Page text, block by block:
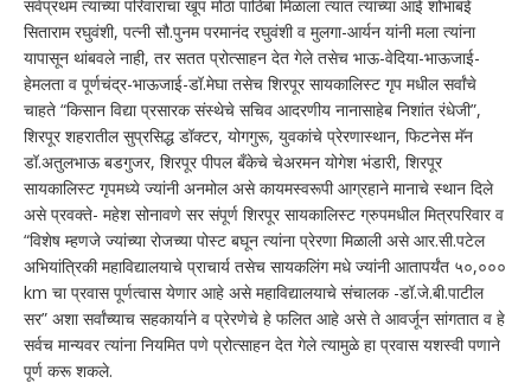
सर्वप्रथम त्यांच्या परिवाराचा खूप मोठा पाठिंबा मिळाला त्यात त्यांच्या आई शोभाबई
सिताराम रघुवंशी, पत्नी सौ.पुनम परमानंद रघुवंशी व मुलगा-आर्यन यांनी मला त्यांना
यापासून थांबवले नाही, तर सतत प्रोत्साहन देत गेले तसेच भाऊ-वेदिया-भाऊजाई-
हेमलता व पूर्णचंद्र-भाऊजाई-डॉ.मेघा तसेच शिरपूर सायकालिस्ट गृप मधील सर्वांचे
चाहते “किसान विद्या प्रसारक संस्थेचे सचिव आदरणीय नानासाहेब निशांत रंधेजी”,
शिरपूर शहरातील सुप्रसिद्ध डॉक्टर, योगगुरू, युवकांचे प्रेरणास्थान, फिटनेस मॅन
डॉ.अतुलभाऊ बडगुजर, शिरपूर पीपल बँकेचे चेअरमन योगेश भंडारी, शिरपूर
सायकालिस्ट गृपमध्ये ज्यांनी अनमोल असे कायमस्वरूपी आग्रहाने मानाचे स्थान दिले
असे प्रवक्ते- महेश सोनावणे सर संपूर्ण शिरपूर सायकालिस्ट ग्रुपमधील मित्रपरिवार व
“विशेष म्हणजे ज्यांच्या रोजच्या पोस्ट बघून त्यांना प्रेरणा मिळाली असे आर.सी.पटेल
अभियांत्रिकी महाविद्यालयाचे प्राचार्य तसेच सायकलिंग मधे ज्यांनी आतापर्यंत ५०,०००
km चा प्रवास पूर्णत्वास येणार आहे असे महाविद्यालयाचे संचालक -डॉ.जे.बी.पाटील
सर” अशा सर्वांच्याच सहकार्याने व प्रेरणेचे हे फलित आहे असे ते आवर्जून सांगतात व हे
सर्वच मान्यवर त्यांना नियमित पणे प्रोत्साहन देत गेले त्यामुळे हा प्रवास यशस्वी पणाने
पूर्ण करू शकले.